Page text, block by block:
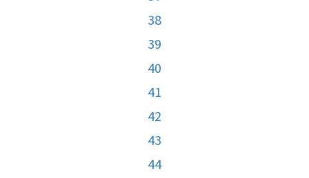
38
39
40
41
42
43
44